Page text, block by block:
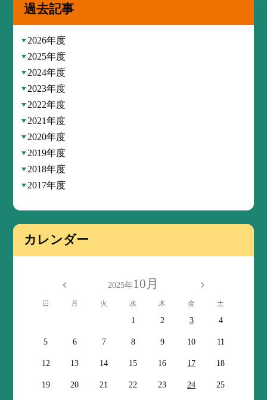
過去記事
2026年度
2025年度
2024年度
2023年度
2022年度
2021年度
2020年度
2019年度
2018年度
2017年度
カレンダー
2025年10月
日 月 火 水 木 金 土
1 2 3 4
5 6 7 8 9 10 11
12 13 14 15 16 17 18
19 20 21 22 23 24 25